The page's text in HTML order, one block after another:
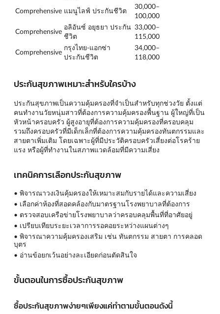
Comprehensive แมนูไลฟ์ ประกันชีวิต
30,000–
100,000
Comprehensive
อลิอันซ์ อยุธยา ประกัน
ชีวิต
33,000–
115,000
Comprehensive
กรุงไทย-แอกซ่า
ประกันชีวิต
34,000–
118,000
ประกันสุขภาพเหมาะสำหรับใครบ้าง
ประกันสุขภาพเป็นความคุ้มครองที่จำเป็นสำหรับทุกช่วงวัย ตั้งแต่
คนทำงานวัยหนุ่มสาวที่ต้องการความคุ้มครองพื้นฐาน ผู้ใหญ่ที่เป็น
หัวหน้าครอบครัว ผู้สูงอายุที่ต้องการความคุ้มครองที่ครอบคลุม
รวมถึงครอบครัวที่มีเด็กเล็กที่ต้องการความคุ้มครองทันตกรรมและ
สายตาเพิ่มเติม โดยเฉพาะผู้ที่มีประวัติครอบครัวเสี่ยงต่อโรคร้าย
แรง หรือผู้ที่ทำงานในสภาพแวดล้อมที่มีความเสี่ยง
เทคนิคการเลือกประกันสุขภาพ
• พิจารณาวงเงินคุ้มครองให้เหมาะสมกับรายได้และความเสี่ยง
• เลือกค่าห้องที่สอดคล้องกับมาตรฐานโรงพยาบาลที่ต้องการ
• ตรวจสอบเครือข่ายโรงพยาบาลว่าครอบคลุมพื้นที่ที่อาศัยอยู่
• เปรียบเทียบระยะเวลาการรอคอยระหว่างแผนต่างๆ
• พิจารณาความคุ้มครองเสริม เช่น ทันตกรรม สายตา การคลอด
บุตร
• อ่านข้อยกเว้นอย่างละเอียดก่อนตัดสินใจ
ขั้นตอนในการซื้อประกันสุขภาพ
ซื้อประกันสุขภาพง่ายๆเพียงแค่ทำตามขั้นตอนดังนี้